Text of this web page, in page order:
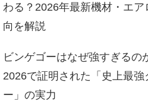
わる？2026年最新機材・エア
向を解説
ビンゲゴーはなぜ強すぎるの
2026で証明された「史上最強
ー」の実力